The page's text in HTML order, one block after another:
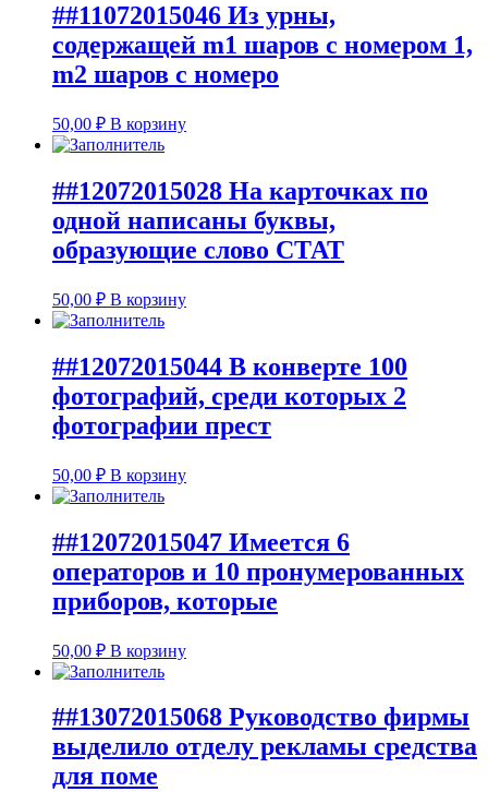
##11072015046 Из урны,
содержащей m1 шаров с номером 1,
m2 шаров с номеро
50,00 ₽ В корзину
##12072015028 На карточках по
одной написаны буквы,
образующие слово СТАТ
50,00 ₽ В корзину
##12072015044 В конверте 100
фотографий, среди которых 2
фотографии прест
50,00 ₽ В корзину
##12072015047 Имеется 6
операторов и 10 пронумерованных
приборов, которые
50,00 ₽ В корзину
##13072015068 Руководство фирмы
выделило отделу рекламы средства
для поме